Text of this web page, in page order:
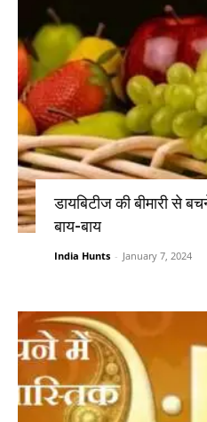
डायबिटीज की बीमारी से
बाय-बाय
India Hunts - January 7, 2024